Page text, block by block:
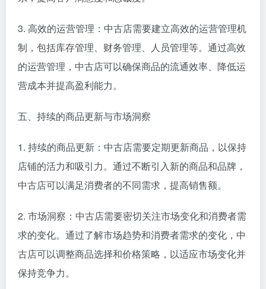
3. 高效的运营管理：中古店需要建立高效的运营管理机
制，包括库存管理、财务管理、人员管理等。通过高效
的运营管理，中古店可以确保商品的流通效率、降低运
营成本并提高盈利能力。
五、持续的商品更新与市场洞察
1. 持续的商品更新：中古店需要定期更新商品，以保持
店铺的活力和吸引力。通过不断引入新的商品和品牌，
中古店可以满足消费者的不同需求，提高销售额。
2. 市场洞察：中古店需要密切关注市场变化和消费者需
求的变化。通过了解市场趋势和消费者需求的变化，中
古店可以调整商品选择和价格策略，以适应市场变化并
保持竞争力。